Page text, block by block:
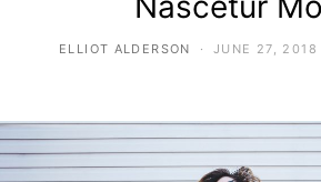
ELLIOT ALDERSON JUNE 27, 2018